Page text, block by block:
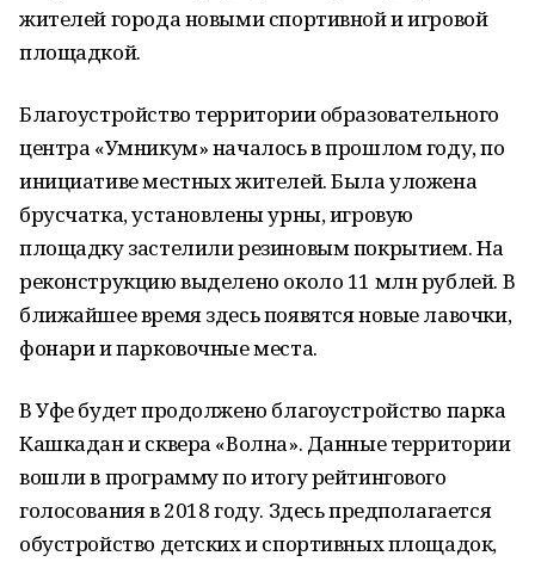
жителей города новыми спортивной и игровой
площадкой.
Благоустройство территории образовательного
центра «Умникум» началось в прошлом году, по
инициативе местных жителей. Была уложена
брусчатка, установлены урны, игровую
площадку застелили резиновым покрытием. На
реконструкцию выделено около 11 млн рублей. В
ближайшее время здесь появятся новые лавочки,
фонари и парковочные места.
В Уфе будет продолжено благоустройство парка
Кашкадан и сквера «Волна». Данные территории
вошли в программу по итогу рейтингового
голосования в 2018 году. Здесь предполагается
обустройство детских и спортивных площадок,